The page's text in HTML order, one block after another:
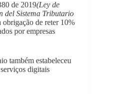
de 2019(Ley de
del Sistema Tributario
obrigação de reter 10%
por empresas
também estabeleceu
digitais